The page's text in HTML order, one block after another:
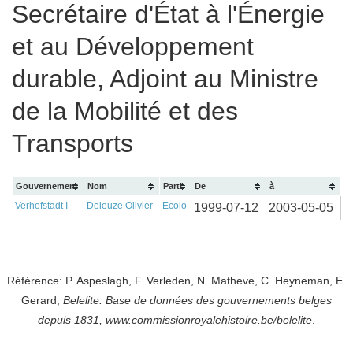
Secrétaire d'État à l'Énergie
et au Développement
durable, Adjoint au Ministre
de la Mobilité et des
Transports
Gouvernement Nom Parti De à
Verhofstadt I Deleuze Olivier Ecolo 1999-07-12 2003-05-05
Référence: P. Aspeslagh, F. Verleden, N. Matheve, C. Heyneman, E.
Gerard, Belelite. Base de données des gouvernements belges
depuis 1831, www.commissionroyalehistoire.be/belelite